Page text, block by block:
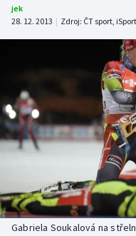
Atletika
DALŠÍ SPORTY
Americký fotbal
Baseball a softbal
Basketbal
Biatlon
NEPŘEHLÉDNĚTE
Soutěže
Historické návraty
Aplikace ČT sport
jek
28. 12. 2013 | Zdroj: ČT sport,
Gabriela Soukalová na